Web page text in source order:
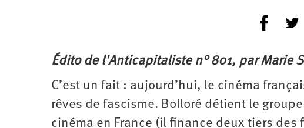
Édito de l'Anticapitaliste n° 801, par Marie
C’est un fait : aujourd’hui, le cinéma
rêves de fascisme. Bolloré détient le
cinéma en France (il finance deux tiers des